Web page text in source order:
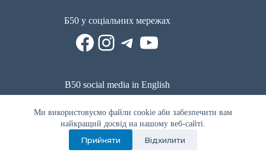
Ми використовуємо файли cookie аби забезпечити вам
найкращий досвід на нашому веб-сайті.
Прийняти Відхилити
Б50 у соціальних мережах
Facebook
Instagram
Telegram
YouTube
B50 social media in English
Reddit
Facebook
LinkedIn
YouTube
WhatsApp
Політика приватності|Публічна оферта|Умови використання
Privacy Policy|Public offer Terms of use